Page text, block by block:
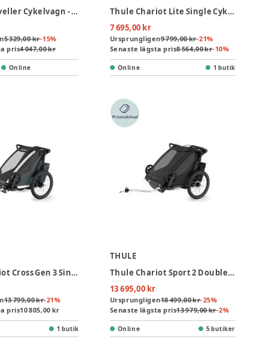
Hamax Traveller Cykelvagn - Khaki Green
5 329,00 kr-15%
pris4 047,00 kr
Online
Thule Chariot Lite Single Cykelvagn - Vintage Green
7 695,00 kr
Ursprungligen9 799,00 kr-21%
Senaste lägsta pris8 564,00 kr-10%
Online 1 butik
Thule Chariot Cross Gen 3 Single Cykelvagn - Dark Slate
13 799,00 kr-21%
pris10 805,00 kr
1 butik
THULE
Thule Chariot Sport 2 Double Cykelvagn 2 Barn - Black
13 695,00 kr
Ursprungligen18 499,00 kr-25%
Senaste lägsta pris13 979,00 kr-2%
Online 5 butiker